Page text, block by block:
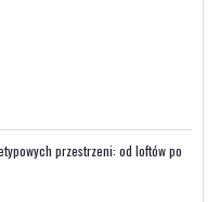
przestrzeni: od loftów po